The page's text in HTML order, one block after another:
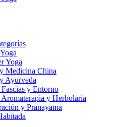
Yoga
Medicina China
Ayurveda
y Entorno
y Herbolaria
y Pranayama